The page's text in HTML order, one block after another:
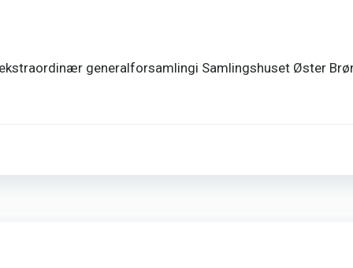
generalforsamlingi Samlingshuset Øster